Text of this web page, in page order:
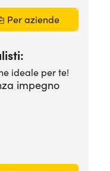
Per aziende
ideale per te!
impegno